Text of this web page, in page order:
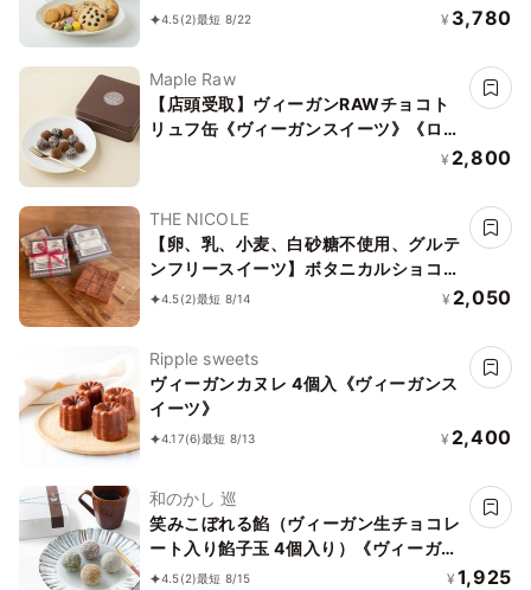
品、小麦粉、白砂糖不使用 《ヴィーガ
4.5(2)最短 8/22 ¥ 3,780
Maple Raw
【店頭受取】ヴィーガンRAWチョコト
リュフ缶《ヴィーガンスイーツ》《ロー
¥ 2,800
THE NICOLE
【卵、乳、小麦、白砂糖不使用、グルテ
ンフリースイーツ】ボタニカルショコラ
京豆腐生チョコ 《ヴィーガンスイー
4.5(2)最短 8/14 ¥ 2,050
Ripple sweets
ヴィーガンカヌレ 4個入《ヴィーガンス
イーツ》
4.17(6)最短 8/13 ¥ 2,400
和のかし 巡
笑みこぼれる餡（ヴィーガン生チョコレ
ート入り餡子玉 4個入り）《ヴィーガン
スイーツ》
4.5(2)最短 8/15 ¥ 1,925